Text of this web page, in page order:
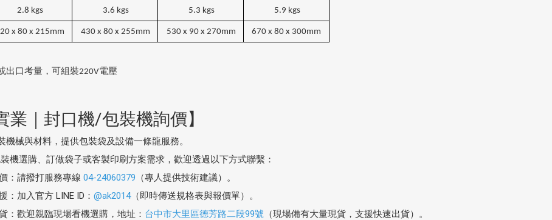
2.8 kgs 3.6 kgs 5.3 kgs 5.9 kgs
x 80 x 215mm 430 x 80 x 255mm 530 x 90 x 270mm 670 x 80 x 300mm
出口考量，可組裝220V電壓
業｜封口機/包裝機詢價】
機械與材料，提供包裝袋及設備一條龍服務。
機選購、訂做袋子或客製印刷方案需求，歡迎透過以下方式聯繫：
：請撥打服務專線 04-24060379 （專人提供技術建議）。
：加入官方 LINE ID： @ak2014（即時傳送規格表與報價單）。
：歡迎親臨現場看機選購，地址： 台中市大里區德芳路二段99號（現場備有大量現貨，支援快速出貨）。